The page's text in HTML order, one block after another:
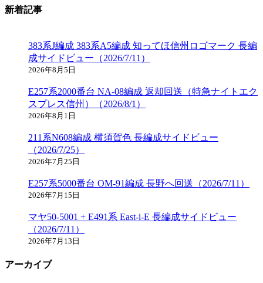
新着記事
383系J編成 383系A5編成 知ってほ信州ロゴマーク 長編
成サイドビュー（2026/7/11）
2026年8月5日
E257系2000番台 NA-08編成 返却回送（特急ナイトエク
スプレス信州）（2026/8/1）
2026年8月1日
211系N608編成 横須賀色 長編成サイドビュー
（2026/7/25）
2026年7月25日
E257系5000番台 OM-91編成 長野へ回送（2026/7/11）
2026年7月15日
マヤ50-5001 + E491系 East-i-E 長編成サイドビュー
（2026/7/11）
2026年7月13日
アーカイブ